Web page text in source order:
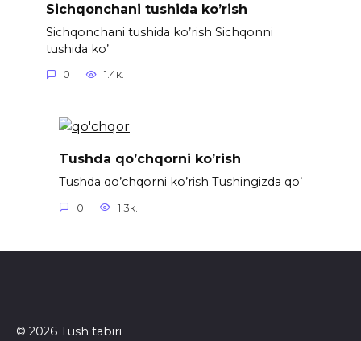
Sichqonchani tushida ko’rish
Sichqonchani tushida ko’rish Sichqonni
tushida ko’
0 1.4к.
Tushda qo’chqorni ko’rish
Tushda qo’chqorni ko’rish Tushingizda qo’
0 1.3к.
© 2026 Tush tabiri